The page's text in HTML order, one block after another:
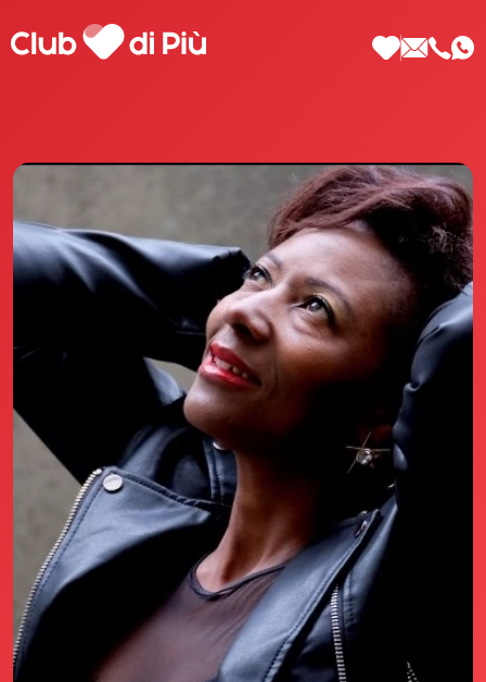
Scopri Club di Più
Le testimonianze Club di Più
La fondatrice Valeria Pilla
Annunci Donne
Agenzia matrimoniale Club di Più
Love Notebook
Il libro Donna di Cuori
Quanto costa Club di Più
Love Academy
Domande Frequenti
Impegno Sociale
Le nostre sedi